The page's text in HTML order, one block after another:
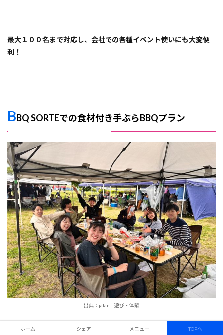
最大１００名まで対応し、会社での各種イベント使いにも大変便
利！
BBQ SORTEでの食材付き手ぶらBBQプラン
出典：jalan 遊び・体験
【西中島会場限定レギュラーBBQプラン食材内容一例】
ホーム シェア メニュー TOPへ